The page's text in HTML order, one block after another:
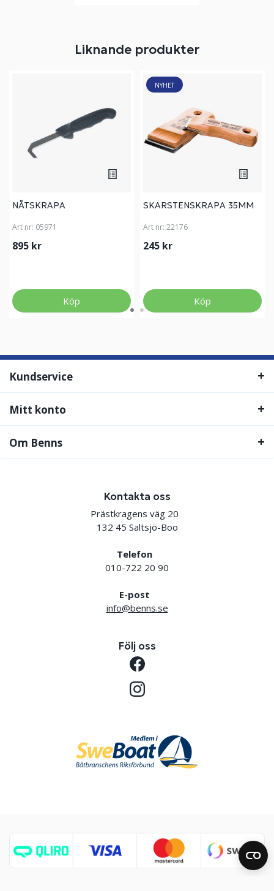
Liknande produkter
NÅTSKRAPA
Art nr: 05971
895 kr
Köp
NYHET
SKARSTENSKRAPA 35MM
Art nr: 22176
245 kr
Köp
Kundservice
Mitt konto
Om Benns
Kontakta oss
Prästkragens väg 20
132 45 Saltsjö-Boo
Telefon
010-722 20 90
E-post
info@benns.se
Följ oss